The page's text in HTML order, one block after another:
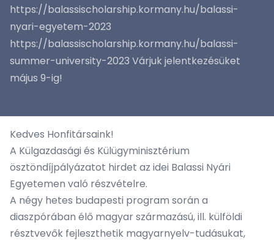
https://balassischolarship.kormany.hu/balassi-
nyari-egyetem-2023
https://balassischolarship.kormany.hu/balassi-
summer-university-2023 Várjuk jelentkezésüket
május 9-ig!
Kedves Honfitársaink!
A Külgazdasági és Külügyminisztérium
ösztöndíjpályázatot hirdet az idei Balassi Nyári
Egyetemen való részvételre.
A négy hetes budapesti program során a
diaszpórában élő magyar származású, ill. külföldi
résztvevők fejleszthetik magyarnyelv-tudásukat,